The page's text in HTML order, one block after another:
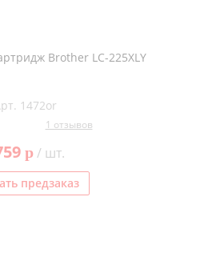
машины
Brother LC-225XLY
1472or
1 отзывов
p/ шт.
предзаказ